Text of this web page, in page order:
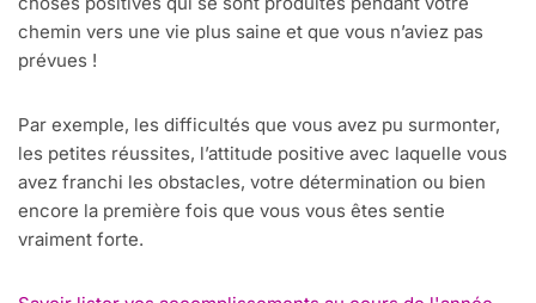
chemin vers une vie plus saine et que vous n’aviez pas
prévues !
Par exemple, les difficultés que vous avez pu surmonter,
les petites réussites, l’attitude positive avec laquelle vous
avez franchi les obstacles, votre détermination ou bien
encore la première fois que vous vous êtes sentie
vraiment forte.